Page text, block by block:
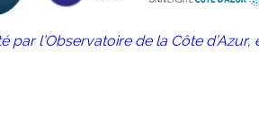
par l’Observatoire de la Côte